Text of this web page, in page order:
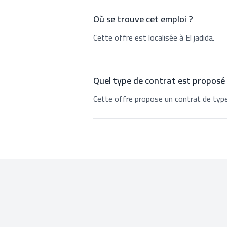
Où se trouve cet emploi ?
Cette offre est localisée à El jadida.
Quel type de contrat est proposé
Cette offre propose un contrat de